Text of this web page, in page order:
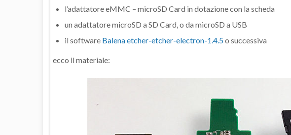
l’adattatore eMMC – microSD Card in dotazione con la scheda
un adattatore microSD a SD Card, o da microSD a USB
il software Balena etcher-etcher-electron-1.4.5o successiva
ecco il materiale: